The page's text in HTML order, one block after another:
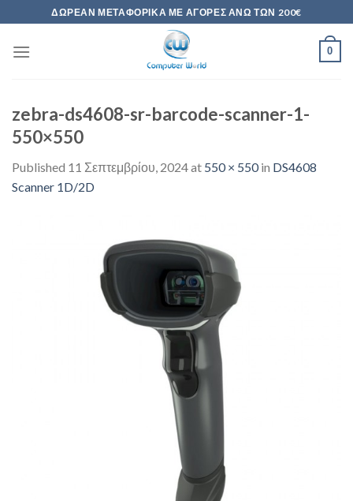
to
content
ΔΩΡΕΆΝ ΜΕΤΑΦΟΡΙΚΆ ΜΕ ΑΓΟΡΈΣ ΆΝΩ ΤΩΝ 200€
0
zebra-ds4608-sr-barcode-scanner-1-
550×550
Published 11 Σεπτεμβρίου, 2024at 550 × 550in DS4608
Scanner 1D/2D